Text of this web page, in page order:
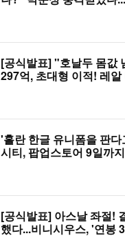
[공식발표] "호날두 몸값
297억, 초대형 이적! 레
'홀란 한글 유니폼을 판
시티, 팝업스토어 9일까
[공식발표] 아스날 좌절!
했다...비니시우스, '연봉